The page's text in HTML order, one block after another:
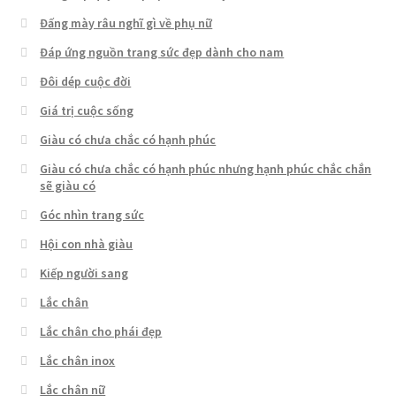
Đấng mày râu nghĩ gì về phụ nữ
Đáp ứng nguồn trang sức đẹp dành cho nam
Đôi dép cuộc đời
Giá trị cuộc sống
Giàu có chưa chắc có hạnh phúc
Giàu có chưa chắc có hạnh phúc nhưng hạnh phúc chắc chắn
sẽ giàu có
Góc nhìn trang sức
Hội con nhà giàu
Kiếp người sang
Lắc chân
Lắc chân cho phái đẹp
Lắc chân inox
Lắc chân nữ